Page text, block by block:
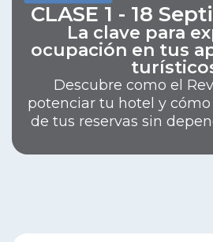
CLASE 1 - 18
La clave para
ocupación en tus
Descubre como el
potenciar tu hotel y
de tus reservas sin